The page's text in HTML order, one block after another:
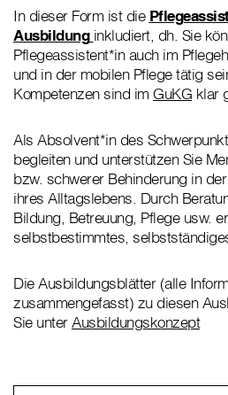
In dieser Form ist die
Ausbildung inkludiert, dh. Sie
Pflegeassistent*in auch im
und in der mobilen Pflege tätig
Kompetenzen sind im GuKG klar
Als Absolvent*in des
begleiten und unterstützen Sie
bzw. schwerer Behinderung in
ihres Alltagslebens. Durch
Bildung, Betreuung, Pflege usw.
selbstbestimmtes,
Die Ausbildungsblätter (alle
zusammengefasst) zu diesen
Sie unterAusbildungskonzept